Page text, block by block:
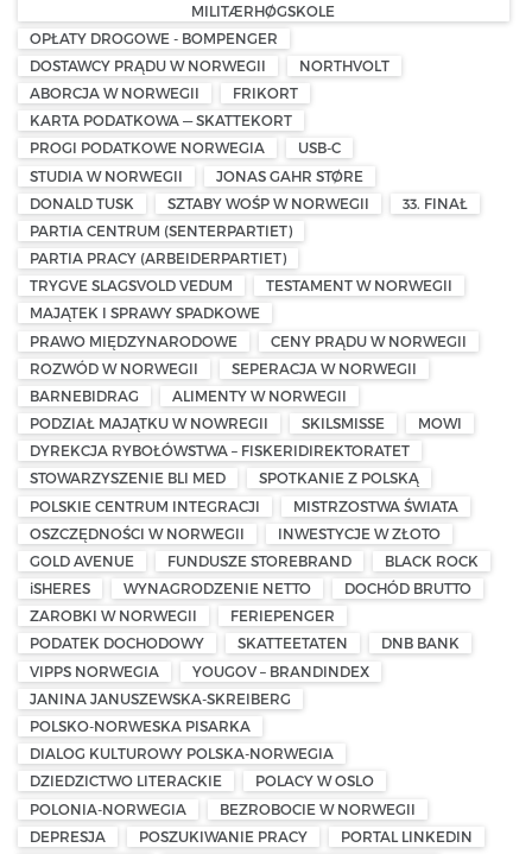
MILITÆRHØGSKOLE
OPŁATY DROGOWE - BOMPENGER
DOSTAWCY PRĄDU W NORWEGII
NORTHVOLT
ABORCJA W NORWEGII
FRIKORT
KARTA PODATKOWA — SKATTEKORT
PROGI PODATKOWE NORWEGIA
USB-C
STUDIA W NORWEGII
JONAS GAHR STØRE
DONALD TUSK
SZTABY WOŚP W NORWEGII
33. FINAŁ
PARTIA CENTRUM (SENTERPARTIET)
PARTIA PRACY (ARBEIDERPARTIET)
TRYGVE SLAGSVOLD VEDUM
TESTAMENT W NORWEGII
MAJĄTEK I SPRAWY SPADKOWE
PRAWO MIĘDZYNARODOWE
CENY PRĄDU W NORWEGII
ROZWÓD W NORWEGII
SEPERACJA W NORWEGII
BARNEBIDRAG
ALIMENTY W NORWEGII
PODZIAŁ MAJĄTKU W NOWREGII
SKILSMISSE
MOWI
DYREKCJA RYBOŁÓWSTWA – FISKERIDIREKTORATET
STOWARZYSZENIE BLI MED
SPOTKANIE Z POLSKĄ
POLSKIE CENTRUM INTEGRACJI
MISTRZOSTWA ŚWIATA
OSZCZĘDNOŚCI W NORWEGII
INWESTYCJE W ZŁOTO
GOLD AVENUE
FUNDUSZE STOREBRAND
BLACK ROCK
iSHERES
WYNAGRODZENIE NETTO
DOCHÓD BRUTTO
ZAROBKI W NORWEGII
FERIEPENGER
PODATEK DOCHODOWY
SKATTEETATEN
DNB BANK
VIPPS NORWEGIA
YOUGOV – BRANDINDEX
JANINA JANUSZEWSKA-SKREIBERG
POLSKO-NORWESKA PISARKA
DIALOG KULTUROWY POLSKA-NORWEGIA
DZIEDZICTWO LITERACKIE
POLACY W OSLO
POLONIA-NORWEGIA
BEZROBOCIE W NORWEGII
DEPRESJA
POSZUKIWANIE PRACY
PORTAL LINKEDIN